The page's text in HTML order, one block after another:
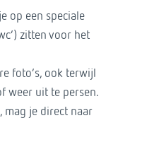
op een speciale
zitten voor het
foto’s, ook terwijl
weer uit te persen.
mag je direct naar